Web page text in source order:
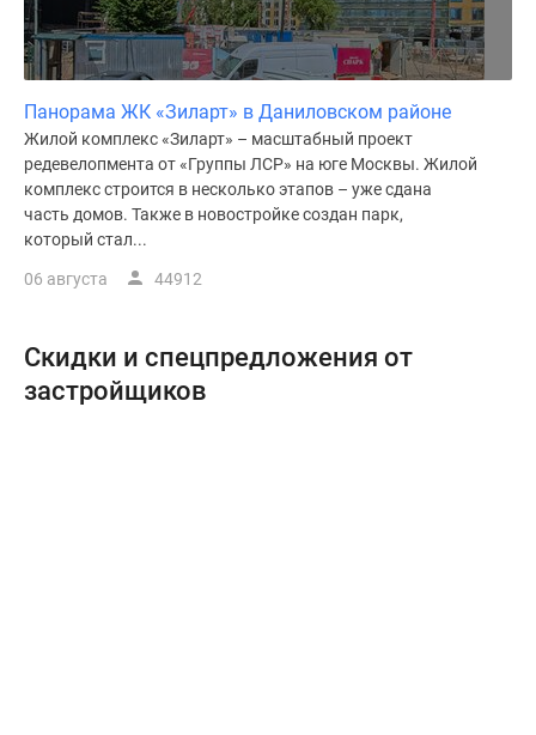
Панорама ЖК «Зиларт» в Даниловском районе
Жилой комплекс «Зиларт» – масштабный проект
редевелопмента от «Группы ЛСР» на юге Москвы. Жилой
комплекс строится в несколько этапов – уже сдана
часть домов. Также в новостройке создан парк,
который стал...
06 августа 44912
Скидки и спецпредложения от
застройщиков